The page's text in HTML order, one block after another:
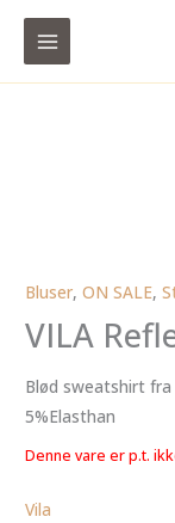
Bluser,ON SALE,
VILA
Blød sweatshirt fra
5%Elasthan
Denne vare er p.t.
Vila